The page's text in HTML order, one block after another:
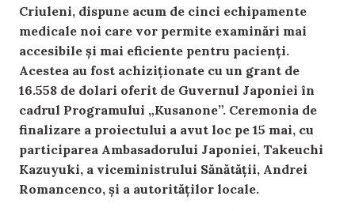
Criuleni, dispune acum de cinci echipamente
medicale noi care vor permite examinări mai
accesibile și mai eficiente pentru pacienți.
Acestea au fost achiziționate cu un grant de
16.558 de dolari oferit de Guvernul Japoniei în
cadrul Programului „Kusanone”. Ceremonia de
finalizare a proiectului a avut loc pe 15 mai, cu
participarea Ambasadorului Japoniei, Takeuchi
Kazuyuki, a viceministrului Sănătății, Andrei
Romancenco, și a autorităților locale.